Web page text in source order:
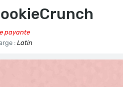
payante
: Latin